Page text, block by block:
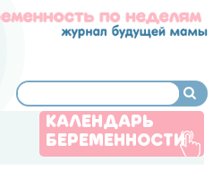
КАЛЕНДАРЬ
БЕРЕМЕННОСТИ